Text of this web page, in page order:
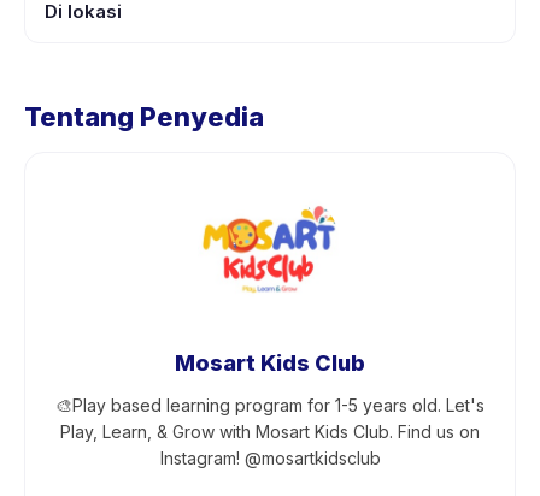
Di lokasi
Tentang Penyedia
Mosart Kids Club
🎨Play based learning program for 1-5 years old. Let's
Play, Learn, & Grow with Mosart Kids Club. Find us on
Instagram! @mosartkidsclub